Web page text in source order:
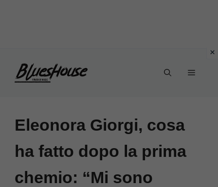
Menu
Eleonora Giorgi, cosa
ha fatto dopo la prima
chemio: “Mi sono